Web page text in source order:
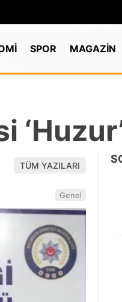
SPOR MAGAZİN
TÜM YAZILARI
Genel